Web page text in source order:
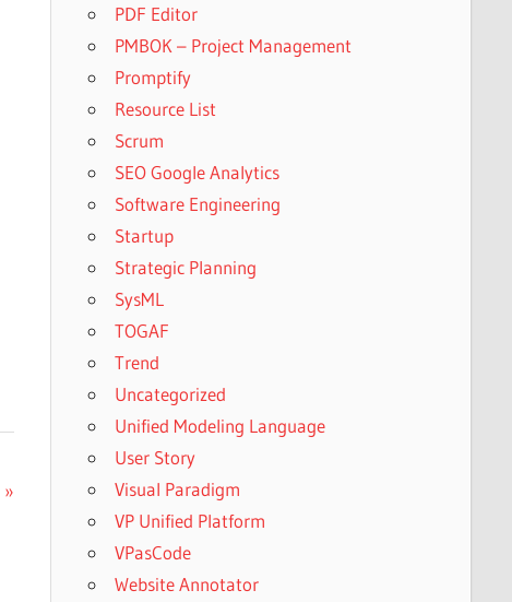
PDF Editor
PMBOK – Project Management
Promptify
Resource List
Scrum
SEO Google Analytics
Software Engineering
Startup
Strategic Planning
SysML
TOGAF
Trend
Uncategorized
Unified Modeling Language
User Story
Visual Paradigm
VP Unified Platform
VPasCode
Website Annotator